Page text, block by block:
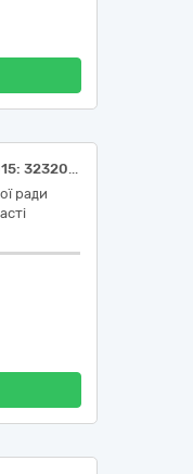
Інтерактивні панелі (Код ДК 021:2015: 32320000-2 Телевізійне й аудіовізуальне обладнання)
ради